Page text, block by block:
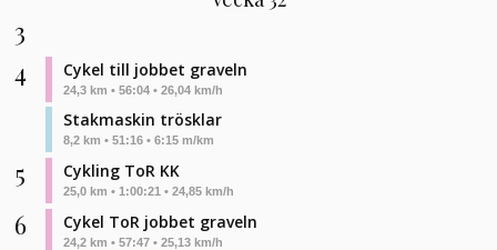
3
4
Cykel till jobbet graveln
24,3 km • 56:04 • 26,04 km/h
Stakmaskin trösklar
8,2 km • 51:16 • 6:15 m/km
5 Cykling ToR KK
25,0 km • 1:00:21 • 24,85 km/h
6 Cykel ToR jobbet graveln
24,2 km • 57:47 • 25,13 km/h